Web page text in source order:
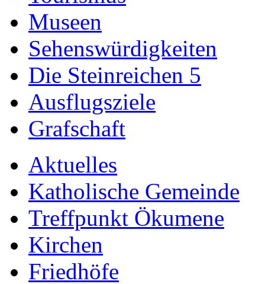
Museen
Sehenswürdigkeiten
Die Steinreichen 5
Ausflugsziele
Grafschaft
Aktuelles
Katholische Gemeinde
Treffpunkt Ökumene
Kirchen
Friedhöfe